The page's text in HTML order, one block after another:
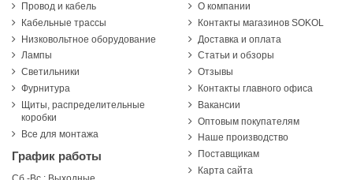
Провод и кабель
Кабельные трассы
Низковольтное оборудование
Лампы
Светильники
Фурнитура
Щиты, распределительные
коробки
Все для монтажа
График работы
О компании
Контакты магазинов SOKOL
Доставка и оплата
Статьи и обзоры
Отзывы
Контакты главного офиса
Вакансии
Оптовым покупателям
Наше производство
Поставщикам
Карта сайта